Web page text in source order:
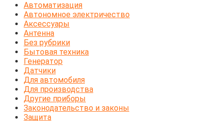
Автоматизация
Автономное электричество
Аксессуары
Антенна
Без рубрики
Бытовая техника
Генератор
Датчики
Для автомобиля
Для производства
Другие приборы
Законодательство и законы
Защита